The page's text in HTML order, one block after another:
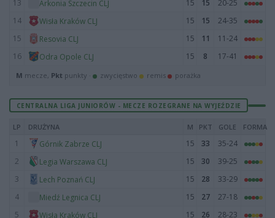
13
Arkonia Szczecin CLJ 15 15
20-25
14
Wisła Kraków CLJ 15 15
24-35
15
Resovia CLJ 15 11
11-24
16
Odra Opole CLJ 15 8 17-41
M mecze, Pkt punkty · zwycięstwo remis porażka
CENTRALNA LIGA JUNIORÓW - MECZE ROZEGRANE NA WYJEŹDZIE
LP DRUŻYNA M PKT GOLE FORMA
1 Górnik Zabrze CLJ 15 33
35-24
2
Legia Warszawa CLJ 15 30
39-25
3
Lech Poznań CLJ 15 28
33-29
4
Miedź Legnica CLJ 15 27
27-18
5
Wisła Kraków CLJ 15 26 28-23